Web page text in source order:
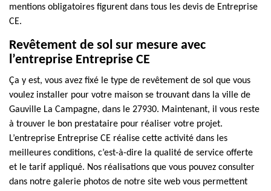
mentions obligatoires figurent dans tous les devis de Entreprise
CE.
Revêtement de sol sur mesure avec
l’entreprise Entreprise CE
Ça y est, vous avez fixé le type de revêtement de sol que vous
voulez installer pour votre maison se trouvant dans la ville de
Gauville La Campagne, dans le 27930. Maintenant, il vous reste
à trouver le bon prestataire pour réaliser votre projet.
L’entreprise Entreprise CE réalise cette activité dans les
meilleures conditions, c’est-à-dire la qualité de service offerte
et le tarif appliqué. Nos réalisations que vous pouvez consulter
dans notre galerie photos de notre site web vous permettent